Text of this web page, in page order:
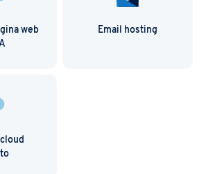
web
Email hosting